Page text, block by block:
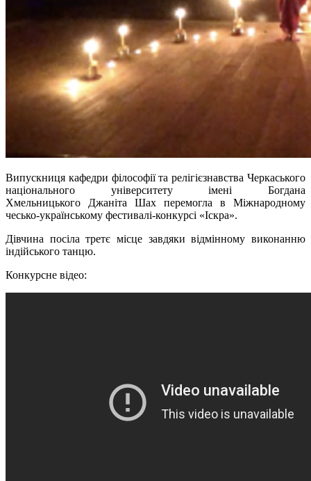
Випускниця кафедри філософії та релігієзнавства Черкаського
національного університету імені Богдана
Хмельницького Джаніта Шах перемогла в Міжнародному
чесько-українському фестивалі-конкурсі «Іскра».
Дівчина посіла третє місце завдяки відмінному виконанню
індійського танцю.
Конкурсне відео: